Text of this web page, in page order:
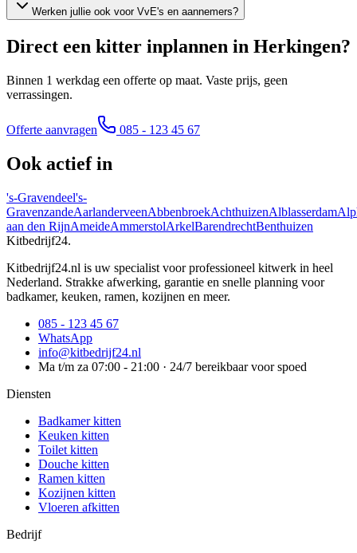
Werken jullie ook voor VvE's en aannemers?
Direct een kitter inplannen in Herkingen?
Binnen 1 werkdag een offerte op maat. Vaste prijs, geen
verrassingen.
Offerte aanvragen 085 - 123 45 67
Ook actief in
's-Gravendeel's-
GravenzandeAarlanderveenAbbenbroekAchthuizenAlblasserdam
aan den RijnAmeideAmmerstolArkelBarendrechtBenthuizen
Kitbedrijf24.
Kitbedrijf24.nl is uw specialist voor professioneel kitwerk in heel
Nederland. Strakke afwerking, garantie en snelle planning voor
badkamer, keuken, ramen, kozijnen en meer.
085 - 123 45 67
WhatsApp
info@kitbedrijf24.nl
Ma t/m za 07:00 - 21:00 · 24/7 bereikbaar voor spoed
Diensten
Badkamer kitten
Keuken kitten
Toilet kitten
Douche kitten
Ramen kitten
Kozijnen kitten
Vloeren afkitten
Bedrijf